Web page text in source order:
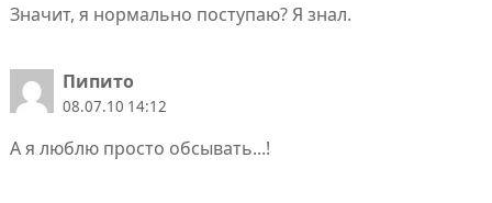
Значит, я нормально поступаю? Я знал.
Пипито
08.07.10 14:12
А я люблю просто обсывать...!